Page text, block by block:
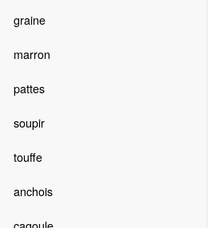
graine
marron
pattes
soupir
touffe
anchois